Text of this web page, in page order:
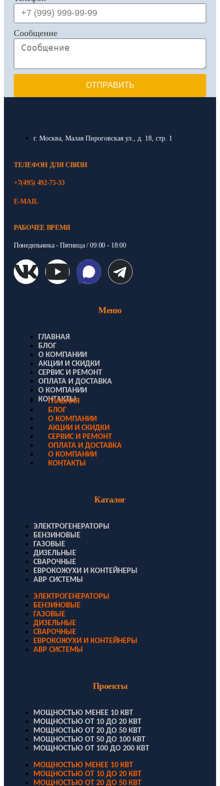
Сообщение
ОТПРАВИТЬ
г. Москва, Малая Пироговская ул., д. 18, стр. 1
ТЕЛЕФОН ДЛЯ СВЯЗИ
+7(495) 492-75-33
E-MAIL
РАБОЧЕЕ ВРЕМЯ
Понедельника - Пятница / 09:00 - 18:00
Меню
ГЛАВНАЯ
БЛОГ
О КОМПАНИИ
АКЦИИ И СКИДКИ
СЕРВИС И РЕМОНТ
ОПЛАТА И ДОСТАВКА
О КОМПАНИИ
КОНТАКТЫ
ГЛАВНАЯ
БЛОГ
О КОМПАНИИ
АКЦИИ И СКИДКИ
СЕРВИС И РЕМОНТ
ОПЛАТА И ДОСТАВКА
О КОМПАНИИ
КОНТАКТЫ
Каталог
ЭЛЕКТРОГЕНЕРАТОРЫ
БЕНЗИНОВЫЕ
ГАЗОВЫЕ
ДИЗЕЛЬНЫЕ
СВАРОЧНЫЕ
ЕВРОКОЖУХИ И КОНТЕЙНЕРЫ
АВР СИСТЕМЫ
ЭЛЕКТРОГЕНЕРАТОРЫ
БЕНЗИНОВЫЕ
ГАЗОВЫЕ
ДИЗЕЛЬНЫЕ
СВАРОЧНЫЕ
ЕВРОКОЖУХИ И КОНТЕЙНЕРЫ
АВР СИСТЕМЫ
Проекты
МОЩНОСТЬЮ МЕНЕЕ 10 КВТ
МОЩНОСТЬЮ ОТ 10 ДО 20 КВТ
МОЩНОСТЬЮ ОТ 20 ДО 50 КВТ
МОЩНОСТЬЮ ОТ 50 ДО 100 КВТ
МОЩНОСТЬЮ ОТ 100 ДО 200 КВТ
МОЩНОСТЬЮ МЕНЕЕ 10 КВТ
МОЩНОСТЬЮ ОТ 10 ДО 20 КВТ
МОЩНОСТЬЮ ОТ 20 ДО 50 КВТ